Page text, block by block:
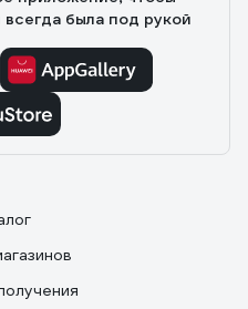
была под рукой